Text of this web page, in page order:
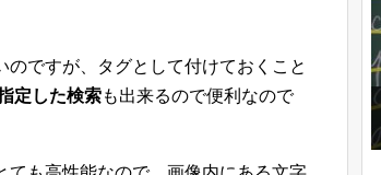
ですが、タグとして付けておくこと
定した検索も出来るので便利なので